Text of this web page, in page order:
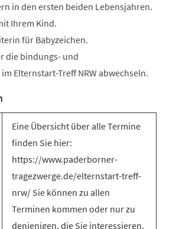
in den ersten beiden Lebensjahren.
Ihrem Kind.
für Babyzeichen.
die bindungs- und
Elternstart-Treff NRW abwechseln.
Eine Übersicht über alle Termine
finden Sie hier:
https://www.paderborner-
tragezwerge.de/elternstart-treff-
nrw/ Sie können zu allen
Terminen kommen oder nur zu
denjenigen, die Sie interessieren.